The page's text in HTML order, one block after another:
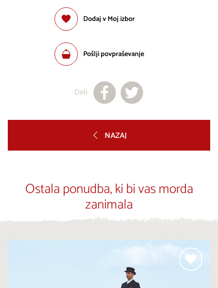
Dodaj v Moj izbor
Pošlji povpraševanje
Deli
NAZAJ
Ostala ponudba, ki bi vas morda
zanimala